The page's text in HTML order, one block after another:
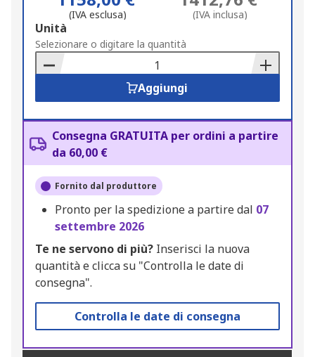
(IVA esclusa) (IVA inclusa)
Add
to
Basket
Unità
Selezionare o digitare la quantità
Aggiungi
Consegna GRATUITA per ordini a partire
da 60,00 €
Fornito dal produttore
Pronto per la spedizione a partire dal 07
settembre 2026
Te ne servono di più? Inserisci la nuova
quantità e clicca su "Controlla le date di
consegna".
Controlla le date di consegna